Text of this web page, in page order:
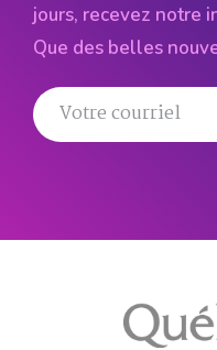
jours, recevez notre
Que des belles